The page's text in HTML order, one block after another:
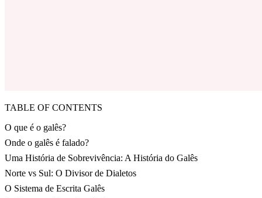
TABLE OF CONTENTS
O que é o galês?
Onde o galês é falado?
Uma História de Sobrevivência: A História do Galês
Norte vs Sul: O Divisor de Dialetos
O Sistema de Escrita Galês